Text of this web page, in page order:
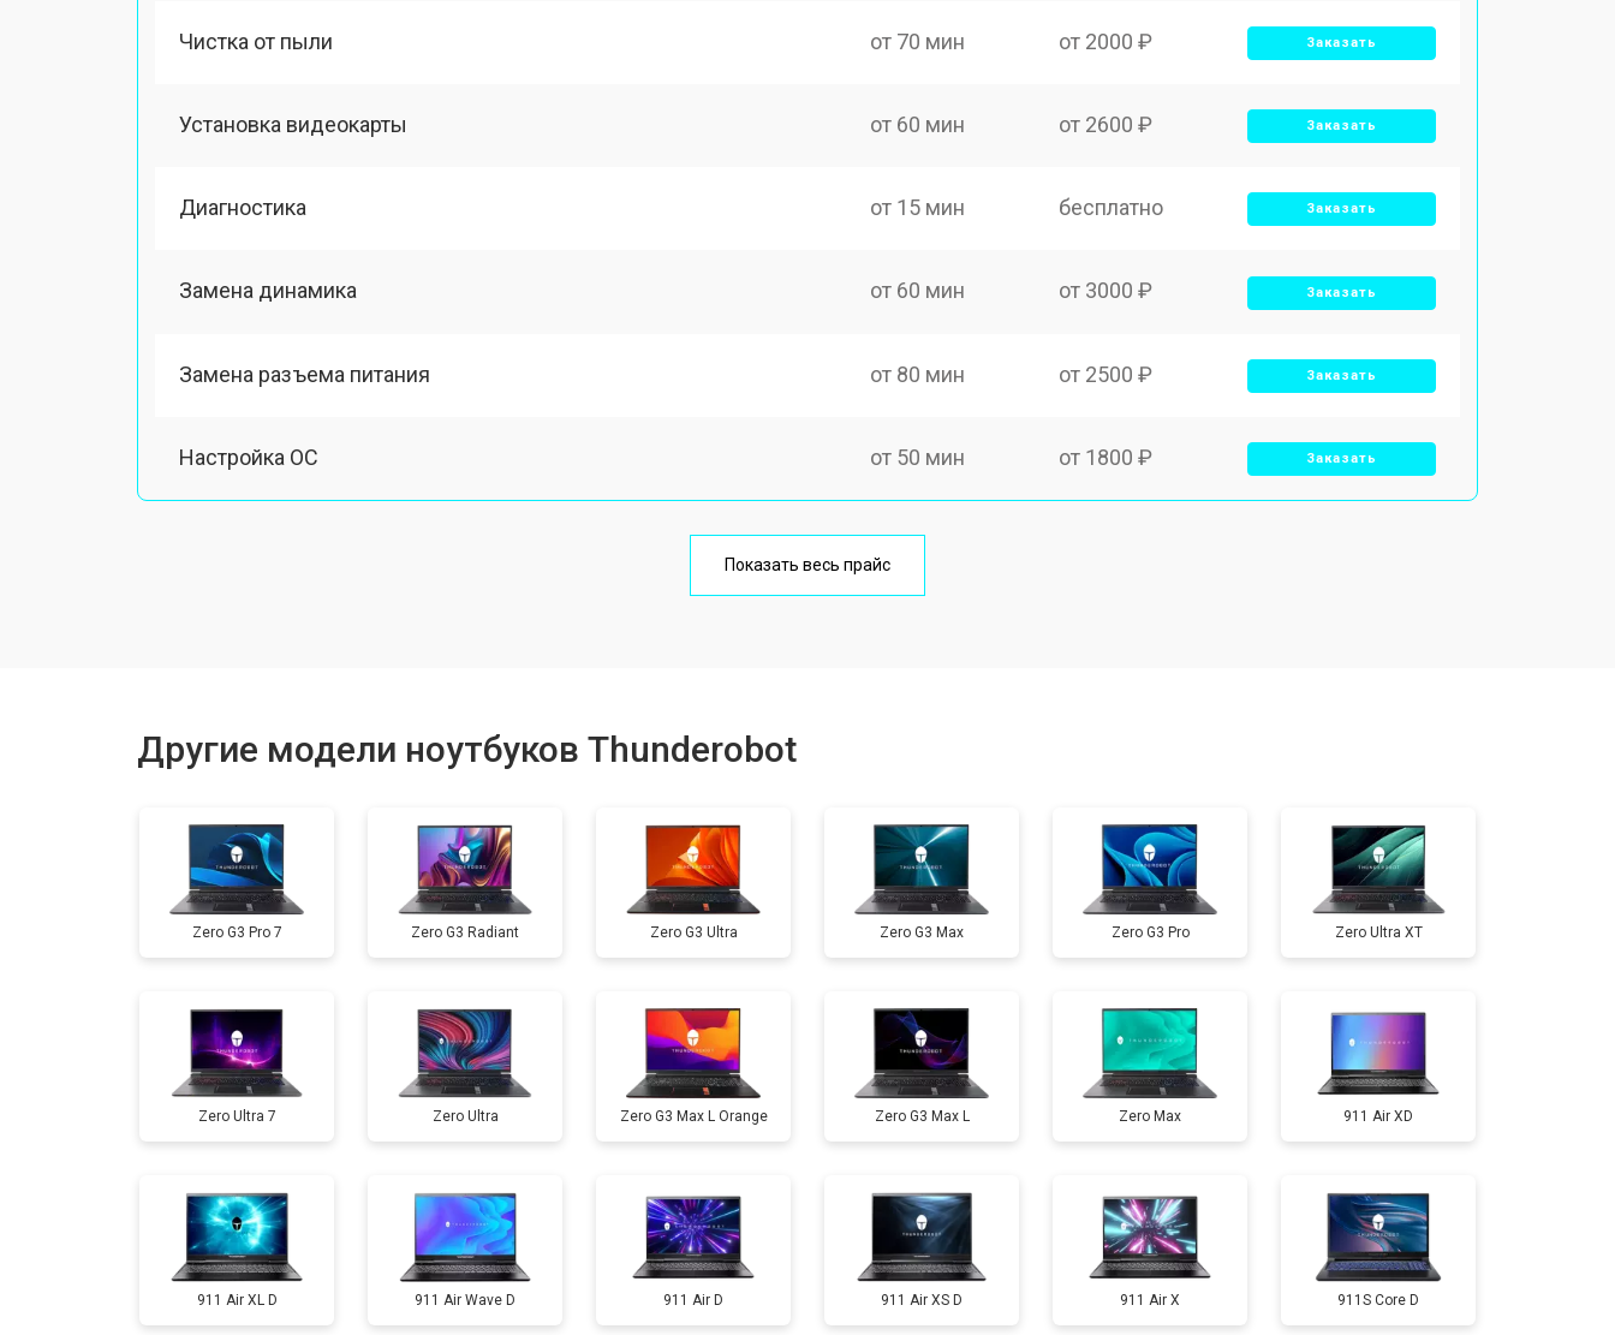
Чистка от пыли от 70 мин от 2000 ₽ Заказать
Установка видеокарты от 60 мин от 2600 ₽ Заказать
Диагностика от 15 мин бесплатно Заказать
Замена динамика от 60 мин от 3000 ₽ Заказать
Замена разъема питания от 80 мин от 2500 ₽ Заказать
Настройка ОС от 50 мин от 1800 ₽ Заказать
от 100 мин
Замена жесткого диска HDD/SSD от 60 мин от 3300 ₽ Заказать
Замена разъема HDMI от 110 мин от 3800 ₽ Заказать
Замена тачпада от 50 мин от 1500 ₽ Заказать
Замена клавиатуры от 90 мин от 2900 ₽ Заказать
Замена аккумулятора от 40 мин от 1200 ₽ Заказать
Замена материнской платы от 80 мин от 2300 ₽
Показать весь прайс
Другие модели ноутбуков Thunderobot
Zero G3 Pro 7 Zero G3 Radiant Zero G3 Ultra Zero G3 Max Zero G3 Pro Zero Ultra XT
Zero Ultra 7 Zero Ultra Zero G3 Max L Orange Zero G3 Max L Zero Max 911 Air XD
911 Air XL D 911 Air Wave D 911 Air D 911 Air XS D 911 Air X 911S Core D